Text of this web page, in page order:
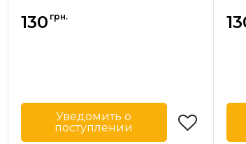
130 грн.
Уведомить о
поступлении